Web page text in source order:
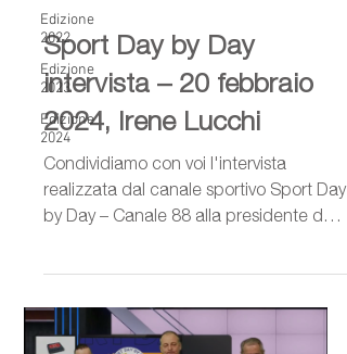
Edizione
2022
Edizione
2023
Edizione
2024
Sport Day by Day
intervista – 20 febbraio
2024, Irene Lucchi
Condividiamo con voi l'intervista
realizzata dal canale sportivo Sport Day
by Day – Canale 88 alla presidente del